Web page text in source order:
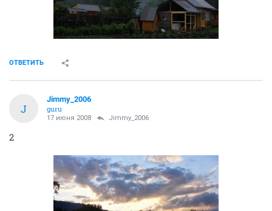
ОТВЕТИТЬ
J
Jimmy_2006
guru
17 июня 2008 Jimmy_2006
2